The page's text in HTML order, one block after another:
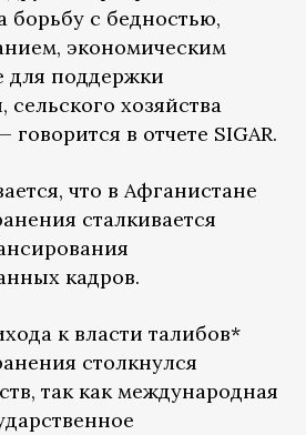
с бедностью,
экономическим
для поддержки
сельского хозяйства
в отчете SIGAR.
что в Афганистане
сталкивается
кадров.
к власти талибов*
столкнулся
так как международная